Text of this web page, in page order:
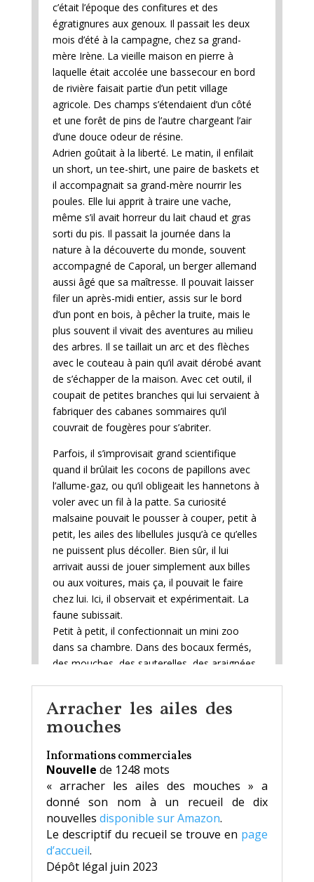
c’était l’époque des confitures et des
égratignures aux genoux. Il passait les deux
mois d’été à la campagne, chez sa grand-
mère Irène. La vieille maison en pierre à
laquelle était accolée une bassecour en bord
de rivière faisait partie d’un petit village
agricole. Des champs s’étendaient d’un côté
et une forêt de pins de l’autre chargeant l’air
d’une douce odeur de résine.
Adrien goûtait à la liberté. Le matin, il enfilait
un short, un tee-shirt, une paire de baskets et
il accompagnait sa grand-mère nourrir les
poules. Elle lui apprit à traire une vache,
même s’il avait horreur du lait chaud et gras
sorti du pis. Il passait la journée dans la
nature à la découverte du monde, souvent
accompagné de Caporal, un berger allemand
aussi âgé que sa maîtresse. Il pouvait laisser
filer un après-midi entier, assis sur le bord
d’un pont en bois, à pêcher la truite, mais le
plus souvent il vivait des aventures au milieu
des arbres. Il se taillait un arc et des flèches
avec le couteau à pain qu’il avait dérobé avant
de s’échapper de la maison. Avec cet outil, il
coupait de petites branches qui lui servaient à
fabriquer des cabanes sommaires qu’il
couvrait de fougères pour s’abriter.
Parfois, il s’improvisait grand scientifique
quand il brûlait les cocons de papillons avec
l’allume-gaz, ou qu’il obligeait les hannetons à
voler avec un fil à la patte. Sa curiosité
malsaine pouvait le pousser à couper, petit à
petit, les ailes des libellules jusqu’à ce qu’elles
ne puissent plus décoller. Bien sûr, il lui
arrivait aussi de jouer simplement aux billes
ou aux voitures, mais ça, il pouvait le faire
chez lui. Ici, il observait et expérimentait. La
faune subissait.
Petit à petit, il confectionnait un mini zoo
dans sa chambre. Dans des bocaux fermés,
des mouches, des sauterelles, des araignées
reloger une partie dans l’ancien bocal du
poisson rouge qui fuyait. Il nourrissait tout ce
main. Quelques miettes de pâté, de l’eau
sucrée, un scarabée mort.
Un après-midi, grand-mère lui avait demandé
de l’accompagner, ramasser les œufs encore
chauds dans le poulailler, sans avoir oublié de
les remercier pour cela. En chemin, elle avait
interrogé Adrien sur ses occupations. Il fut
surpris qu’elle ait remarqué le détail que
Arracher les ailes des
mouches
Informations commerciales
Nouvelle de 1248 mots
« arracher les ailes des mouches » a
donné son nom à un recueil de dix
nouvelles disponible sur Amazon.
Le descriptif du recueil se trouve en page
d’accueil.
Dépôt légal juin 2023